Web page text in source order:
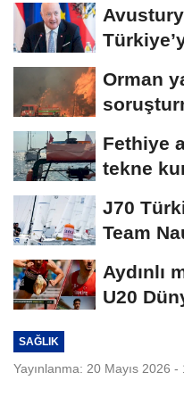
Orman
Fethiye
tekne
J70
Team
Aydınlı
U20
SAĞLIK
Yayınlanma: 20 Mayıs 2026 -